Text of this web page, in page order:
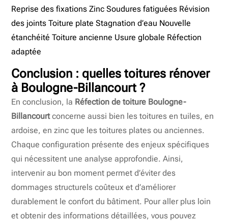
Reprise des fixations Zinc Soudures fatiguées Révision
des joints Toiture plate Stagnation d’eau Nouvelle
étanchéité Toiture ancienne Usure globale Réfection
adaptée
Conclusion : quelles toitures rénover
à Boulogne-Billancourt ?
En conclusion, la Réfection de toiture Boulogne-
Billancourtconcerne aussi bien les toitures en tuiles, en
ardoise, en zinc que les toitures plates ou anciennes.
Chaque configuration présente des enjeux spécifiques
qui nécessitent une analyse approfondie. Ainsi,
intervenir au bon moment permet d’éviter des
dommages structurels coûteux et d’améliorer
durablement le confort du bâtiment. Pour aller plus loin
et obtenir des informations détaillées, vous pouvez